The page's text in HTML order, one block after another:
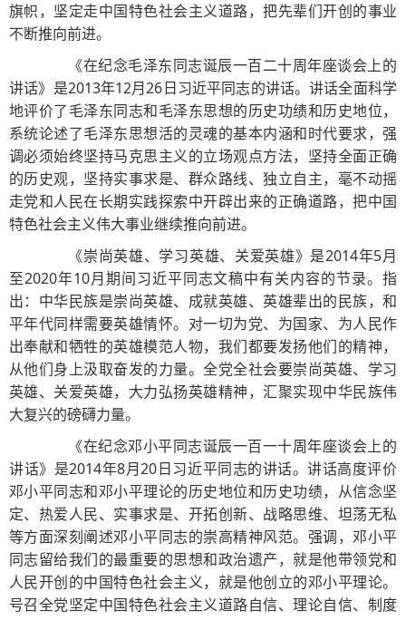
旗帜，坚定走中国特色社会主义道路，把先辈们开创的事业
不断推向前进。
《在纪念毛泽东同志诞辰一百二十周年座谈会上的
讲话》是2013年12月26日习近平同志的讲话。讲话全面科学
地评价了毛泽东同志和毛泽东思想的历史功绩和历史地位，
系统论述了毛泽东思想活的灵魂的基本内涵和时代要求，强
调必须始终坚持马克思主义的立场观点方法，坚持全面正确
的历史观，坚持实事求是、群众路线、独立自主，毫不动摇
走党和人民在长期实践探索中开辟出来的正确道路，把中国
特色社会主义伟大事业继续推向前进。
《崇尚英雄、学习英雄、关爱英雄》是2014年5月
至2020年10月期间习近平同志文稿中有关内容的节录。指
出：中华民族是崇尚英雄、成就英雄、英雄辈出的民族，和
平年代同样需要英雄情怀。对一切为党、为国家、为人民作
出奉献和牺牲的英雄模范人物，我们都要发扬他们的精神，
从他们身上汲取奋发的力量。全党全社会要崇尚英雄、学习
英雄、关爱英雄，大力弘扬英雄精神，汇聚实现中华民族伟
大复兴的磅礴力量。
《在纪念邓小平同志诞辰一百一十周年座谈会上的
讲话》是2014年8月20日习近平同志的讲话。讲话高度评价
邓小平同志和邓小平理论的历史地位和历史功绩，从信念坚
定、热爱人民、实事求是、开拓创新、战略思维、坦荡无私
等方面深刻阐述邓小平同志的崇高精神风范。强调，邓小平
同志留给我们的最重要的思想和政治遗产，就是他带领党和
人民开创的中国特色社会主义，就是他创立的邓小平理论。
号召全党坚定中国特色社会主义道路自信、理论自信、制度